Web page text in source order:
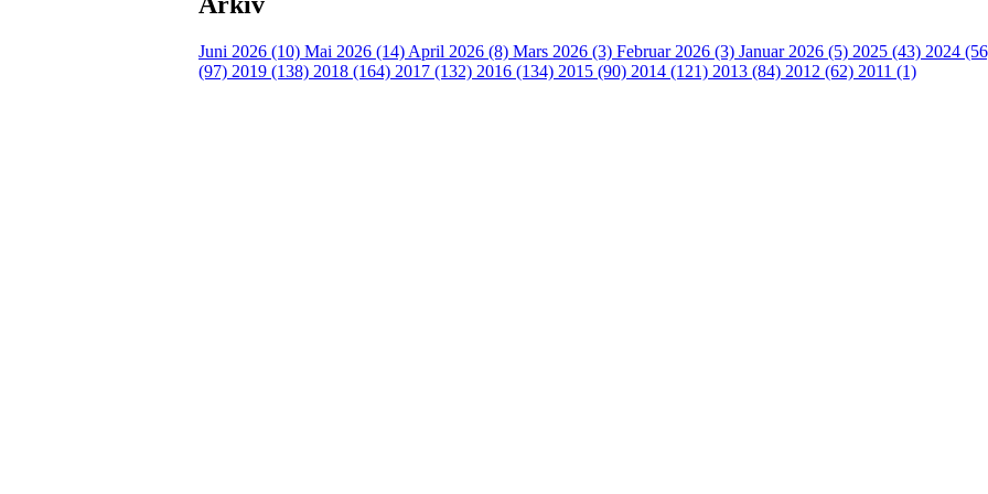
Juni 2026 (10) Mai 2026 (14) April 2026 (8) Mars 2026 (3) Februar 2026 (3) Januar 2026 (5) 2025 (43) 2024
(97) 2019 (138) 2018 (164) 2017 (132) 2016 (134) 2015 (90) 2014 (121) 2013 (84) 2012 (62) 2011 (1)